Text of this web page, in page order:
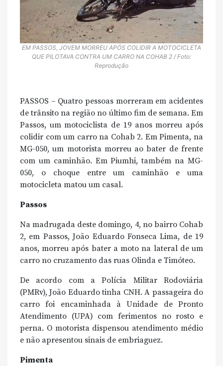
EM PASSOS, JOVEM MORREU APÓS COLIDIR A MOTOCICLETA
QUE PILOTAVA CONTRA UM CARRO NA COHAB 2 / Foto:
Reprodução
PASSOS – Quatro pessoas morreram em acidentes
de trânsito na região no último fim de semana. Em
Passos, um motociclista de 19 anos morreu após
colidir com um carro na Cohab 2. Em Pimenta, na
MG-050, um motorista morreu ao bater de frente
com um caminhão. Em Piumhi, também na MG-
050, o choque entre um caminhão e uma
motocicleta matou um casal.
Passos
Na madrugada deste domingo, 4, no bairro Cohab
2, em Passos, João Eduardo Fonseca Lima, de 19
anos, morreu após bater a moto na lateral de um
carro no cruzamento das ruas Olinda e Timóteo.
De acordo com a Polícia Militar Rodoviária
(PMRv), João Eduardo tinha CNH. A passageira do
carro foi encaminhada à Unidade de Pronto
Atendimento (UPA) com ferimentos no rosto e
perna. O motorista dispensou atendimento médio
e não apresentou sinais de embriaguez.
Pimenta